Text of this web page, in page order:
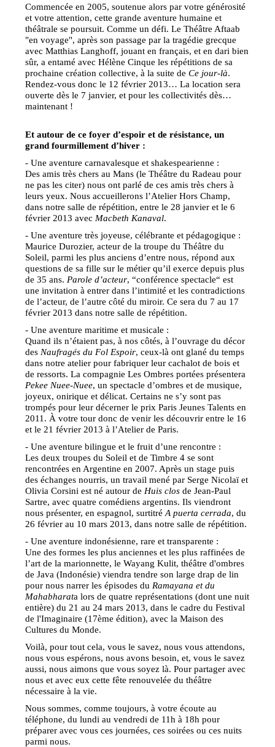
Commencée en 2005, soutenue alors par votre générosité
et votre attention, cette grande aventure humaine et
théâtrale se poursuit. Comme un défi. Le Théâtre Aftaab
"en voyage", après son passage par la tragédie grecque
avec Matthias Langhoff, jouant en français, et en dari bien
sûr, a entamé avec Hélène Cinque les répétitions de sa
prochaine création collective, à la suite deCe jour-là.
Rendez-vous donc le 12 février 2013… La location sera
ouverte dès le 7 janvier, et pour les collectivités dès…
maintenant !
Et autour de ce foyer d’espoir et de résistance, un
grand fourmillement d’hiver :
- Une aventure carnavalesque et shakespearienne :
Des amis très chers au Mans (le Théâtre du Radeau pour
ne pas les citer) nous ont parlé de ces amis très chers à
leurs yeux. Nous accueillerons l’Atelier Hors Champ,
dans notre salle de répétition, entre le 28 janvier et le 6
février 2013 avec Macbeth Kanaval.
- Une aventure très joyeuse, célébrante et pédagogique :
Maurice Durozier, acteur de la troupe du Théâtre du
Soleil, parmi les plus anciens d’entre nous, répond aux
questions de sa fille sur le métier qu’il exerce depuis plus
de 35 ans. Parole d’acteur, “conférence spectacle“ est
une invitation à entrer dans l’intimité et les contradictions
de l’acteur, de l’autre côté du miroir. Ce sera du 7 au 17
février 2013 dans notre salle de répétition.
- Une aventure maritime et musicale :
Quand ils n’étaient pas, à nos côtés, à l’ouvrage du décor
des Naufragés du Fol Espoir, ceux-là ont glané du temps
dans notre atelier pour fabriquer leur cachalot de bois et
de ressorts. La compagnie Les Ombres portées présentera
Pekee Nuee-Nuee, un spectacle d’ombres et de musique,
joyeux, onirique et délicat. Certains ne s’y sont pas
trompés pour leur décerner le prix Paris Jeunes Talents en
2011. À votre tour donc de venir les découvrir entre le 16
et le 21 février 2013 à l’Atelier de Paris.
- Une aventure bilingue et le fruit d’une rencontre :
Les deux troupes du Soleil et de Timbre 4 se sont
rencontrées en Argentine en 2007. Après un stage puis
des échanges nourris, un travail mené par Serge Nicolaï et
Olivia Corsini est né autour de Huis clos de Jean-Paul
Sartre, avec quatre comédiens argentins. Ils viendront
nous présenter, en espagnol, surtitréA puerta cerrada, du
26 février au 10 mars 2013, dans notre salle de répétition.
- Une aventure indonésienne, rare et transparente :
Une des formes les plus anciennes et les plus raffinées de
l’art de la marionnette, le Wayang Kulit, théâtre d'ombres
de Java (Indonésie) viendra tendre son large drap de lin
pour nous narrer les épisodes du Ramayana et du
Mahabharata lors de quatre représentations (dont une nuit
entière) du 21 au 24 mars 2013, dans le cadre du Festival
de l'Imaginaire (17ème édition), avec la Maison des
Cultures du Monde.
Voilà, pour tout cela, vous le savez, nous vous attendons,
nous vous espérons, nous avons besoin, et, vous le savez
aussi, nous aimons que vous soyez là. Pour partager avec
nous et avec eux cette fête renouvelée du théâtre
nécessaire à la vie.
Nous sommes, comme toujours, à votre écoute au
téléphone, du lundi au vendredi de 11h à 18h pour
préparer avec vous ces journées, ces soirées ou ces nuits
parmi nous.